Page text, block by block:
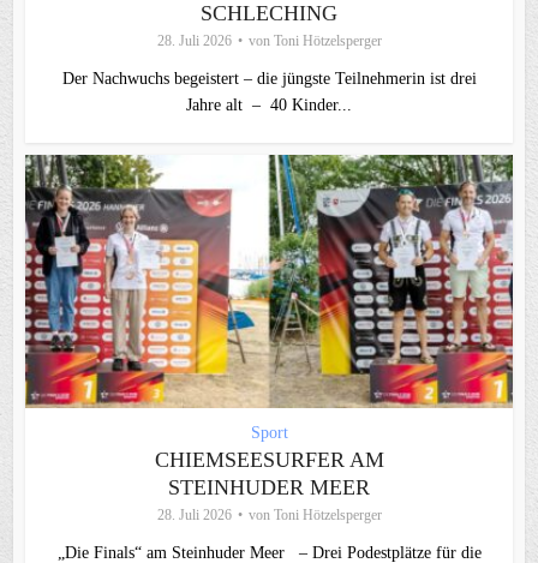
SCHLECHING
28. Juli 2026 von Toni Hötzelsperger
Der Nachwuchs begeistert – die jüngste Teilnehmerin ist drei
Jahre alt – 40 Kinder...
Sport
CHIEMSEESURFER AM
STEINHUDER MEER
28. Juli 2026 von Toni Hötzelsperger
„Die Finals“ am Steinhuder Meer – Drei Podestplätze für die